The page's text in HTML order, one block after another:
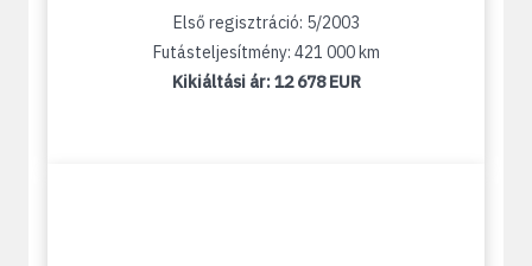
Első regisztráció: 5/2003
Futásteljesítmény: 421 000 km
Kikiáltási ár:12 678 EUR